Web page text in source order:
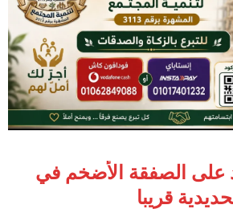
على الصفقة الأضخم في
قريبا